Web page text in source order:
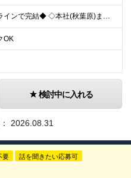
◆学習はオンラインで完結◆ ◇本社(秋葉原)または一都三県のクライアント先 ※勤務地につきましては、ご相談の上で配属 ＜本社＞ ◇東京都台東区台東1-27-11 やわらぎビル2F └または、東京都
OK
検討中に入れる
2026.08.31
要 話を聞きたい応募可